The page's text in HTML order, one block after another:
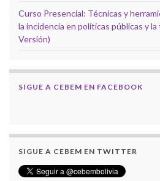
Curso Presencial: Técnicas y
la incidencia en políticas públicas y
Versión)
SIGUE A CEBEM EN FACEBOOK
SIGUE A CEBEM EN TWITTER